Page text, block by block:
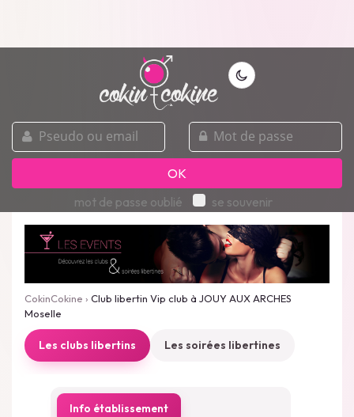
pseudo
ou
email
mot
de
passe
OK
mot de passe oublié
se souvenir
CokinCokine › Club libertin Vip club à JOUY AUX ARCHES
Moselle
Les clubs libertins Les soirées libertines
Info établissement